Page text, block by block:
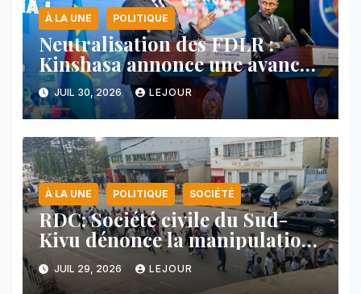
À LA UNE POLITIQUE
Neutralisation des FDLR :
Kinshasa annonce une avancée
majeure et maintient sa ligne
face au Rwanda
JUIL 30, 2026 LEJOUR
À LA UNE POLITIQUE SOCIÉTÉ
RDC: Société civile du Sud-
Kivu dénonce la manipulation
des manifestations par
l’AFC/M23
JUIL 29, 2026 LEJOUR